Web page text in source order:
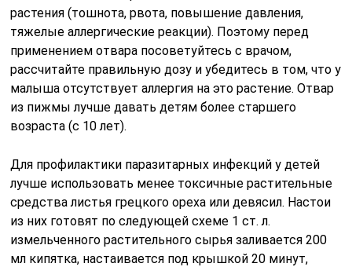
растения (тошнота, рвота, повышение давления,
тяжелые аллергические реакции). Поэтому перед
применением отвара посоветуйтесь с врачом,
рассчитайте правильную дозу и убедитесь в том, что у
малыша отсутствует аллергия на это растение. Отвар
из пижмы лучше давать детям более старшего
возраста (с 10 лет).
Для профилактики паразитарных инфекций у детей
лучше использовать менее токсичные растительные
средства листья грецкого ореха или девясил. Настои
из них готовят по следующей схеме 1 ст. л.
измельченного растительного сырья заливается 200
мл кипятка, настаивается под крышкой 20 минут,